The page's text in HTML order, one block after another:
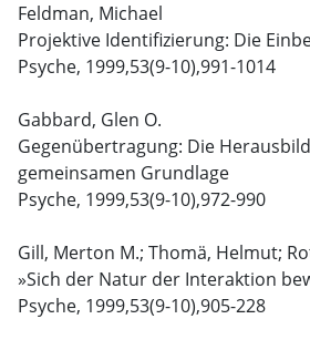
Feldman, Michael
Projektive Identifizierung: Die
Psyche, 1999,53(9-10),991-1014
Gabbard, Glen O.
Gegenübertragung: Die
gemeinsamen Grundlage
Psyche, 1999,53(9-10),972-990
Gill, Merton M.; Thomä, Helmut;
»Sich der Natur der Interaktion
Psyche, 1999,53(9-10),905-228